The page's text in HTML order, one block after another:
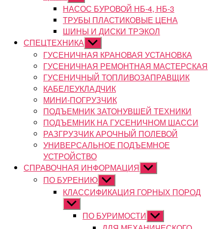
подменю
НАСОС БУРОВОЙ НБ-4, НБ-3
ТРУБЫ ПЛАСТИКОВЫЕ ЦЕНА
ШИНЫ И ДИСКИ ТРЭКОЛ
СПЕЦТЕХНИКА Показывать
подменю
ГУСЕНИЧНАЯ КРАНОВАЯ УСТАНОВКА
ГУСЕНИЧНАЯ РЕМОНТНАЯ МАСТЕРСКАЯ
ГУСЕНИЧНЫЙ ТОПЛИВОЗАПРАВЩИК
КАБЕЛЕУКЛАДЧИК
МИНИ-ПОГРУЗЧИК
ПОДЪЕМНИК ЗАТОНУВШЕЙ ТЕХНИКИ
ПОДЪЕМНИК НА ГУСЕНИЧНОМ ШАССИ
РАЗГРУЗЧИК АРОЧНЫЙ ПОЛЕВОЙ
УНИВЕРСАЛЬНОЕ ПОДЪЕМНОЕ
УСТРОЙСТВО
СПРАВОЧНАЯ ИНФОРМАЦИЯ Показывать
подменю
ПО БУРЕНИЮ Показывать
подменю
КЛАССИФИКАЦИЯ ГОРНЫХ ПОРОД
Показывать
подменюПО БУРИМОСТИ Показывать
подменю